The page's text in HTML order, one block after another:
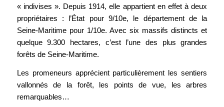
« indivises ». Depuis 1914, elle appartient en effet à deux
propriétaires : l’État pour 9/10e, le département de la
Seine-Maritime pour 1/10e. Avec six massifs distincts et
quelque 9.300 hectares, c’est l’une des plus grandes
forêts de Seine-Maritime.
Les promeneurs apprécient particulièrement les sentiers
vallonnés de la forêt, les points de vue, les arbres
remarquables…